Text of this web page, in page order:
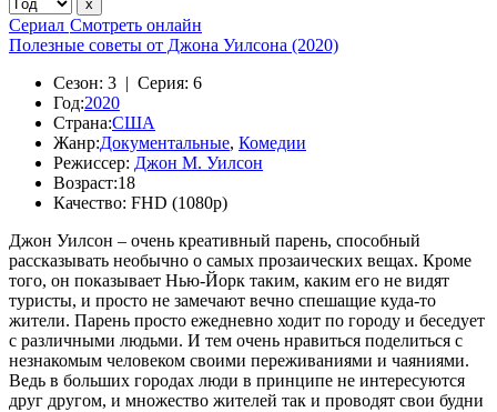
Сериал Смотреть онлайн
Полезные советы от Джона Уилсона (2020)
Сезон: 3 | Серия: 6
Год:2020
Страна:США
Жанр:Документальные, Комедии
Режиссер: Джон М. Уилсон
Возраст:18
Качество: FHD (1080p)
Джон Уилсон – очень креативный парень, способный
рассказывать необычно о самых прозаических вещах. Кроме
того, он показывает Нью-Йорк таким, каким его не видят
туристы, и просто не замечают вечно спешащие куда-то
жители. Парень просто ежедневно ходит по городу и беседует
с различными людьми. И тем очень нравиться поделиться с
незнакомым человеком своими переживаниями и чаяниями.
Ведь в больших городах люди в принципе не интересуются
друг другом, и множество жителей так и проводят свои будни